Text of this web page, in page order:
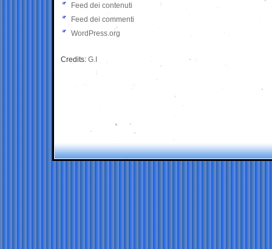
Feed dei contenuti
Feed dei commenti
WordPress.org
Credits: G.I